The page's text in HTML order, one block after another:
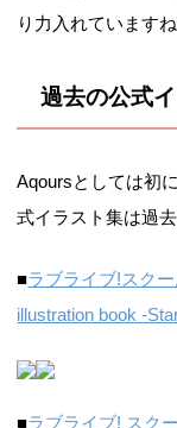
り力入れています
過去の公式
Aqoursとしては初
式イラスト集は過
■ラブライブ!スク
illustration book -
■ラブライブ! スク